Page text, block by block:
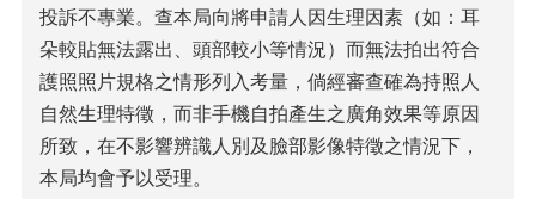
投訴不專業。查本局向將申請人因生理因素（如：耳
朵較貼無法露出、頭部較小等情況）而無法拍出符合
護照照片規格之情形列入考量，倘經審查確為持照人
自然生理特徵，而非手機自拍產生之廣角效果等原因
所致，在不影響辨識人別及臉部影像特徵之情況下，
本局均會予以受理。